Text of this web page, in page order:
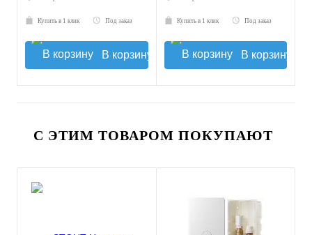
Купить в 1 клик Под заказ
В корзину
Купить в 1 клик Под заказ
В корзину
С ЭТИМ ТОВАРОМ ПОКУПАЮТ